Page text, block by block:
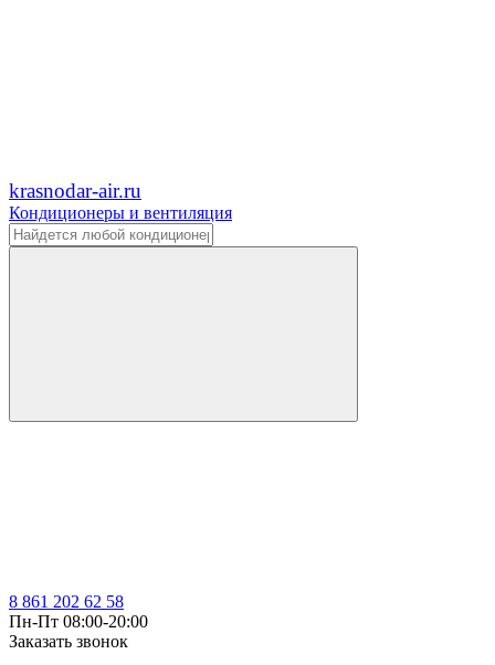
krasnodar-air.ru
Кондиционеры и вентиляция
8 861 202 62 58
Пн-Пт 08:00-20:00
Заказать звонок